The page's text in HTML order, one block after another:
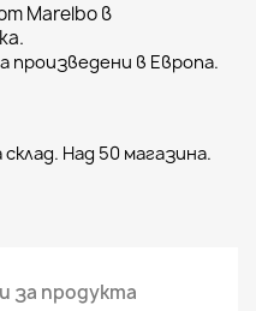
Marelbo в
произведени в Европа.
Над 50 магазина.
за продукта